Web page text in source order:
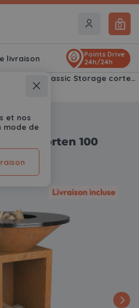
0
livraison
et nos
mode de
Points Drive
24h/24h
OFYR Classic Storage corten 100
corten 100